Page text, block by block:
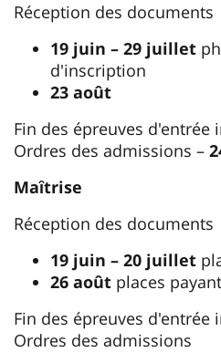
Réception des documents
19 juin – 29 juillet
d'inscription
23 août
Fin des épreuves d'entrée
Ordres des admissions –
Maȋtrise
Réception des documents
19 juin – 20 juillet
26 août places
Fin des épreuves d'entrée
Ordres des admissions